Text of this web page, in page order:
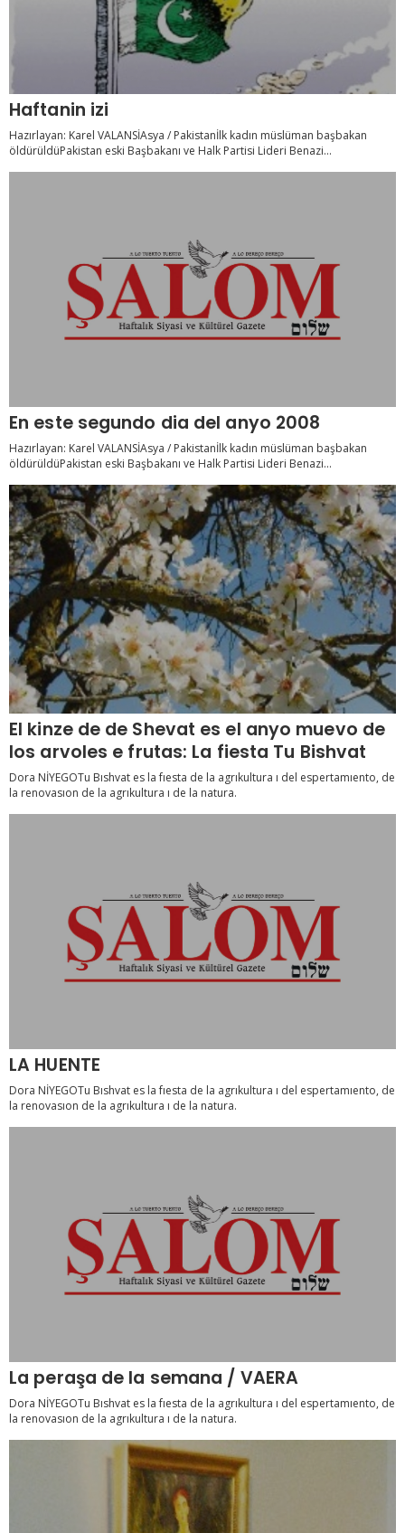
Haftanin izi
Hazırlayan: Karel VALANSİAsya / Pakistanİlk kadın müslüman başbakan
öldürüldüPakistan eski Başbakanı ve Halk Partisi Lideri Benazi...
En este segundo dia del anyo 2008
Hazırlayan: Karel VALANSİAsya / Pakistanİlk kadın müslüman başbakan
öldürüldüPakistan eski Başbakanı ve Halk Partisi Lideri Benazi...
El kinze de de Shevat es el anyo muevo de
los arvoles e frutas: La fiesta Tu Bishvat
Dora NİYEGOTu Bıshvat es la fıesta de la agrıkultura ı del espertamıento, de
la renovasıon de la agrıkultura ı de la natura.
LA HUENTE
Dora NİYEGOTu Bıshvat es la fıesta de la agrıkultura ı del espertamıento, de
la renovasıon de la agrıkultura ı de la natura.
La peraşa de la semana / VAERA
Dora NİYEGOTu Bıshvat es la fıesta de la agrıkultura ı del espertamıento, de
la renovasıon de la agrıkultura ı de la natura.